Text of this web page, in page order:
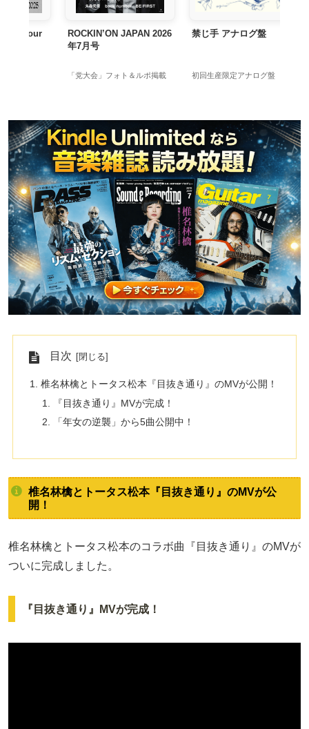
ROCKIN’ON JAPAN 2026
年7月号
「党大会」フォト＆ルポ掲載
禁じ手 アナログ盤
初回生産限定アナログ盤
目次
椎名林檎とトータス松本『目抜き通り』のMVが公開！
『目抜き通り』MVが完成！
「年女の逆襲」から5曲公開中！
椎名林檎とトータス松本『目抜き通り』のMVが公
開！
椎名林檎とトータス松本のコラボ曲『目抜き通り』のMVが
ついに完成しました。
『目抜き通り』MVが完成！